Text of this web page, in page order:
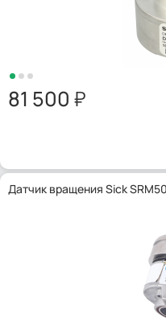
81 500
Датчик вращения Sick